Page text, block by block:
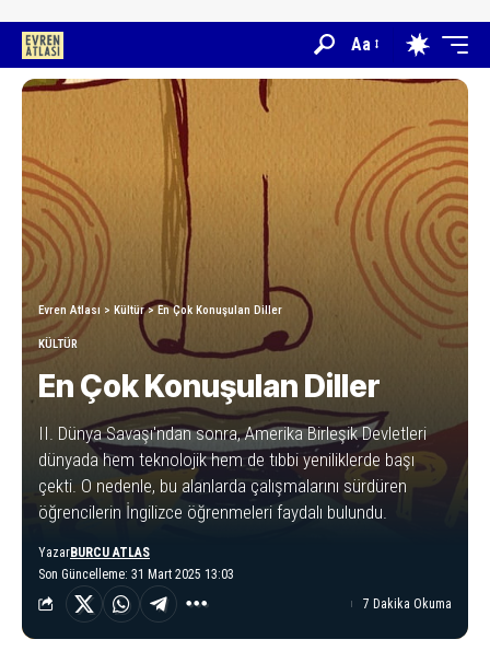
Aa
Evren Atlası > Kültür>En Çok Konuşulan Diller
KÜLTÜR
En Çok Konuşulan Diller
II. Dünya Savaşı'ndan sonra, Amerika Birleşik Devletleri
dünyada hem teknolojik hem de tıbbi yeniliklerde başı
çekti. O nedenle, bu alanlarda çalışmalarını sürdüren
öğrencilerin İngilizce öğrenmeleri faydalı bulundu.
Son Güncelleme: 31 Mart 2025 13:03
YazarBURCU ATLAS
7 Dakika Okuma